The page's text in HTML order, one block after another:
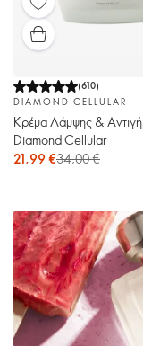
(610)
DIAMOND CELLULAR
Κρέμα Λάμψης &
Diamond Cellular
21,99 €34,00 €